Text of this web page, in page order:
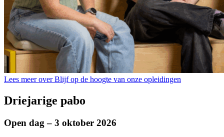
Lees meer over Blijf op de hoogte van onze opleidingen
Driejarige pabo
Open dag – 3 oktober 2026